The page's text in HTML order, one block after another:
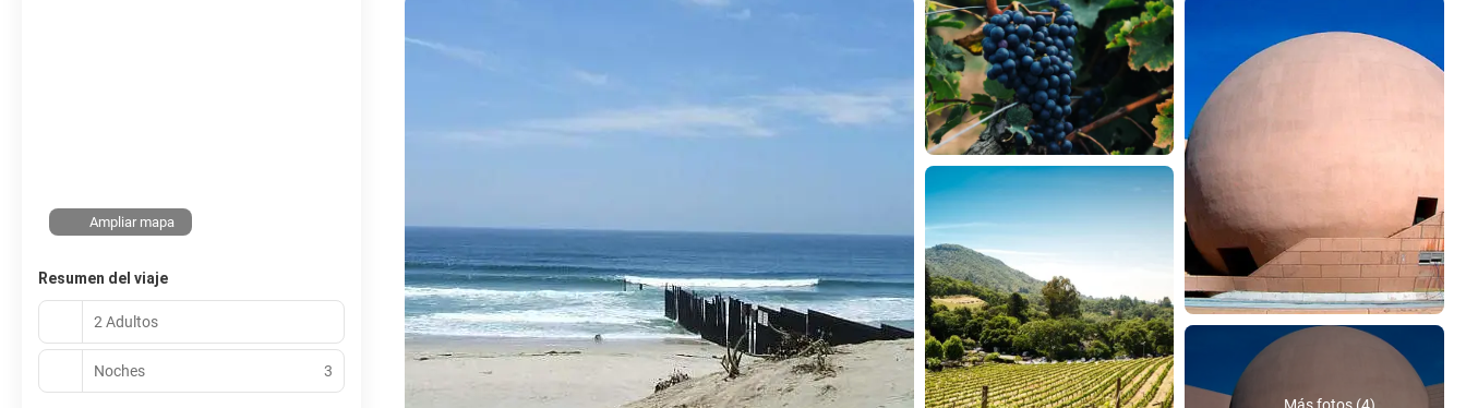
Ampliar mapa
Resumen del viaje
2 Adultos
Noches 3